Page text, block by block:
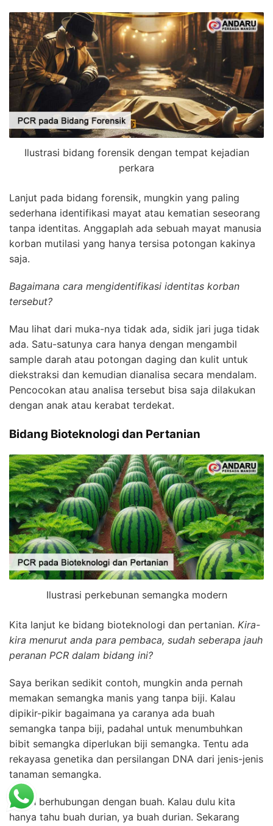
Ilustrasi bidang forensik dengan tempat kejadian
perkara
Lanjut pada bidang forensik, mungkin yang paling
sederhana identifikasi mayat atau kematian seseorang
tanpa identitas. Anggaplah ada sebuah mayat manusia
korban mutilasi yang hanya tersisa potongan kakinya
saja.
Bagaimana cara mengidentifikasi identitas korban
tersebut?
Mau lihat dari muka-nya tidak ada, sidik jari juga tidak
ada. Satu-satunya cara hanya dengan mengambil
sample darah atau potongan daging dan kulit untuk
diekstraksi dan kemudian dianalisa secara mendalam.
Pencocokan atau analisa tersebut bisa saja dilakukan
dengan anak atau kerabat terdekat.
Bidang Bioteknologi dan Pertanian
Ilustrasi perkebunan semangka modern
Kita lanjut ke bidang bioteknologi dan pertanian. Kira-
kira menurut anda para pembaca, sudah seberapa jauh
peranan PCR dalam bidang ini?
Saya berikan sedikit contoh, mungkin anda pernah
memakan semangka manis yang tanpa biji. Kalau
dipikir-pikir bagaimana ya caranya ada buah
semangka tanpa biji, padahal untuk menumbuhkan
bibit semangka diperlukan biji semangka. Tentu ada
rekayasa genetika dan persilangan DNA dari jenis-jenis
tanaman semangka.
Masih berhubungan dengan buah. Kalau dulu kita
hanya tahu buah durian, ya buah durian. Sekarang